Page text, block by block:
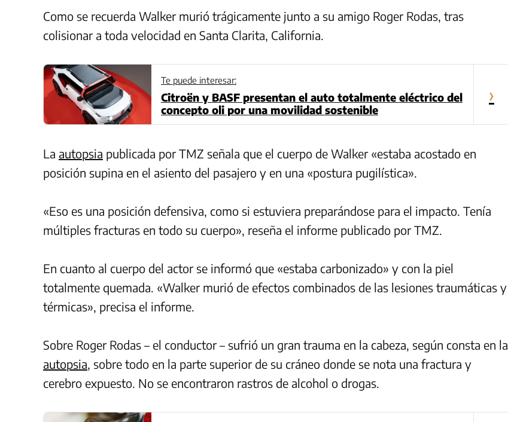
Como se recuerda Walker murió trágicamente junto a su amigo Roger Rodas, tras
colisionar a toda velocidad en Santa Clarita, California.
Te puede interesar:
Citroën y BASF presentan el auto totalmente eléctrico del
concepto oli por una movilidad sostenible
›
La autopsia publicada por TMZ señala que el cuerpo de Walker «estaba acostado en
posición supina en el asiento del pasajero y en una «postura pugilística».
«Eso es una posición defensiva, como si estuviera preparándose para el impacto. Tenía
múltiples fracturas en todo su cuerpo», reseña el informe publicado por TMZ.
En cuanto al cuerpo del actor se informó que «estaba carbonizado» y con la piel
totalmente quemada. «Walker murió de efectos combinados de las lesiones traumáticas y
térmicas», precisa el informe.
Sobre Roger Rodas – el conductor – sufrió un gran trauma en la cabeza, según consta en la
autopsia, sobre todo en la parte superior de su cráneo donde se nota una fractura y
cerebro expuesto. No se encontraron rastros de alcohol o drogas.